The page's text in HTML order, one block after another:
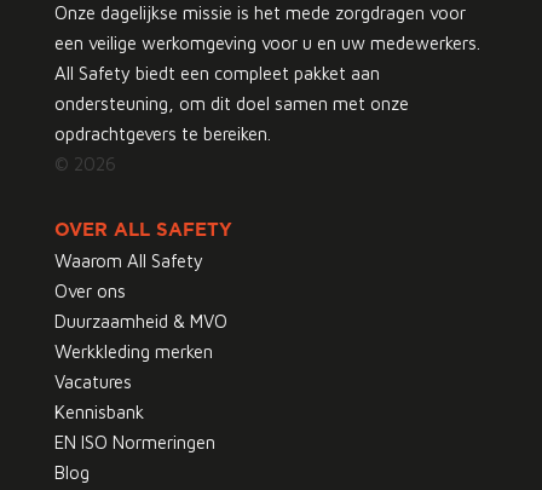
Onze dagelijkse missie is het mede zorgdragen voor
een veilige werkomgeving voor u en uw medewerkers.
All Safety biedt een compleet pakket aan
ondersteuning, om dit doel samen met onze
opdrachtgevers te bereiken.
© 2026
OVER ALL SAFETY
Waarom All Safety
Over ons
Duurzaamheid & MVO
Werkkleding merken
Vacatures
Kennisbank
EN ISO Normeringen
Blog